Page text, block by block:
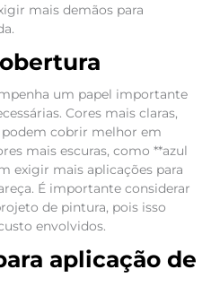
mais demãos para
um papel importante
Cores mais claras,
podem cobrir melhor em
mais escuras, como **azul
exigir mais aplicações para
É importante considerar
de pintura, pois isso
envolvidos.
aplicação de